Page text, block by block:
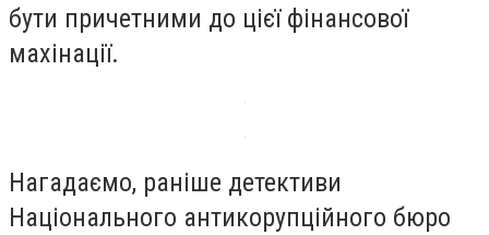
бути причетними до цієї фінансової
махінації.
Нагадаємо, раніше детективи
Національного антикорупційного бюро